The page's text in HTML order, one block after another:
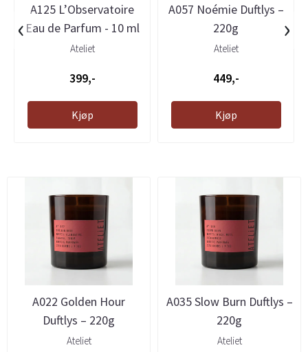
A125 L’Observatoire
Eau de Parfum - 10 ml
Ateliet
399,-
Kjøp
A057 Noémie Duftlys –
220g
Ateliet
449,-
Kjøp
‹ ›
A022 Golden Hour
Duftlys – 220g
Ateliet
A035 Slow Burn Duftlys –
220g
Ateliet